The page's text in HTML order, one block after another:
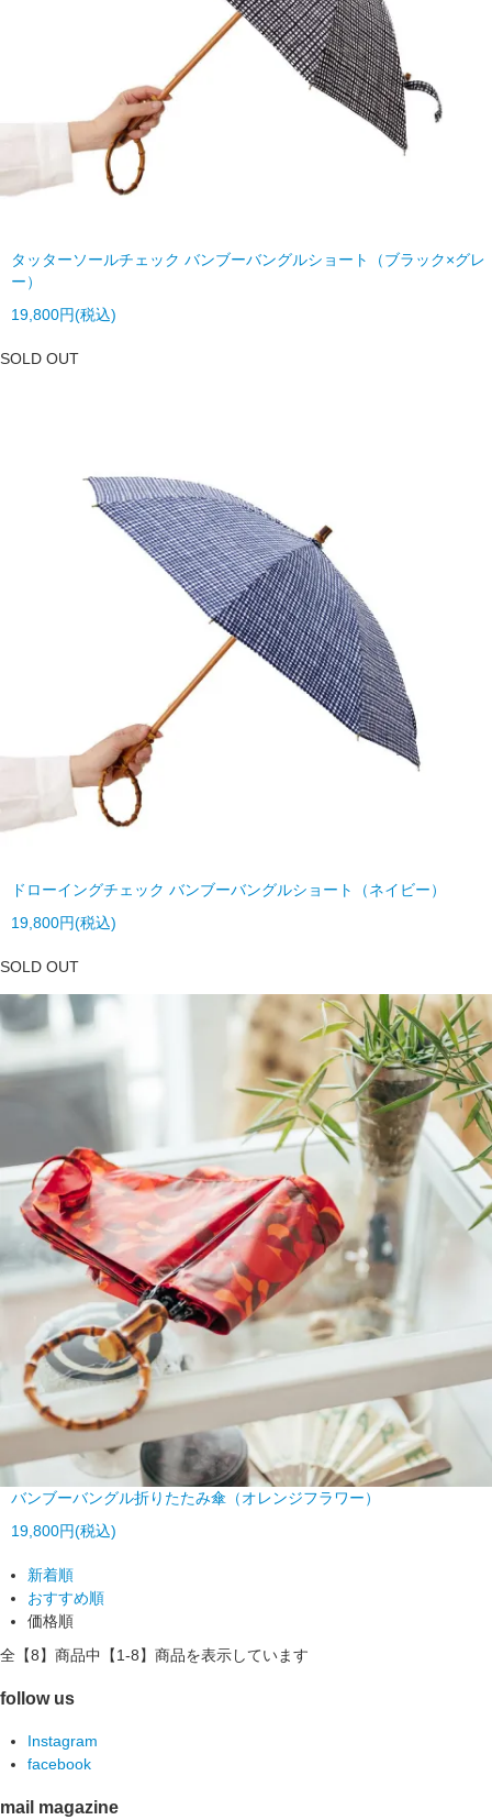
タッターソールチェック バンブーバングルショート（ブラック×グレ
ー）
19,800円(税込)
SOLD OUT
ドローイングチェック バンブーバングルショート（ネイビー）
19,800円(税込)
SOLD OUT
バンブーバングル折りたたみ傘（オレンジフラワー）
19,800円(税込)
新着順
おすすめ順
価格順
全【8】商品中【1-8】商品を表示しています
follow us
Instagram
facebook
mail magazine